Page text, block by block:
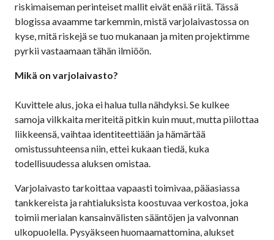
riskimaiseman perinteiset mallit eivät enää riitä. Tässä
blogissa avaamme tarkemmin, mistä varjolaivastossa on
kyse, mitä riskejä se tuo mukanaan ja miten projektimme
pyrkii vastaamaan tähän ilmiöön.
Mikä on varjolaivasto?
Kuvittele alus, joka ei halua tulla nähdyksi. Se kulkee
samoja vilkkaita meriteitä pitkin kuin muut, mutta piilottaa
liikkeensä, vaihtaa identiteettiään ja hämärtää
omistussuhteensa niin, ettei kukaan tiedä, kuka
todellisuudessa aluksen omistaa.
Varjolaivasto tarkoittaa vapaasti toimivaa, pääasiassa
tankkereista ja rahtialuksista koostuvaa verkostoa, joka
toimii merialan kansainvälisten sääntöjen ja valvonnan
ulkopuolella. Pysyäkseen huomaamattomina, alukset